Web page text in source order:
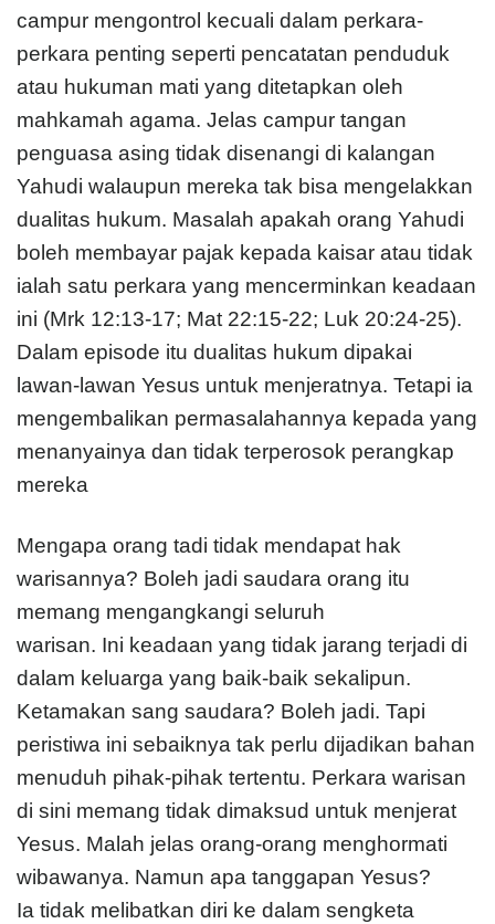
campur mengontrol kecuali dalam perkara-
perkara penting seperti pencatatan penduduk
atau hukuman mati yang ditetapkan oleh
mahkamah agama. Jelas campur tangan
penguasa asing tidak disenangi di kalangan
Yahudi walaupun mereka tak bisa mengelakkan
dualitas hukum. Masalah apakah orang Yahudi
boleh membayar pajak kepada kaisar atau tidak
ialah satu perkara yang mencerminkan keadaan
ini (Mrk 12:13-17; Mat 22:15-22; Luk 20:24-25).
Dalam episode itu dualitas hukum dipakai
lawan-lawan Yesus untuk menjeratnya. Tetapi ia
mengembalikan permasalahannya kepada yang
menanyainya dan tidak terperosok perangkap
mereka
Mengapa orang tadi tidak mendapat hak
warisannya? Boleh jadi saudara orang itu
memang mengangkangi seluruh
warisan. Ini keadaan yang tidak jarang terjadi di
dalam keluarga yang baik-baik sekalipun.
Ketamakan sang saudara? Boleh jadi. Tapi
peristiwa ini sebaiknya tak perlu dijadikan bahan
menuduh pihak-pihak tertentu. Perkara warisan
di sini memang tidak dimaksud untuk menjerat
Yesus. Malah jelas orang-orang menghormati
wibawanya. Namun apa tanggapan Yesus?
Ia tidak melibatkan diri ke dalam sengketa